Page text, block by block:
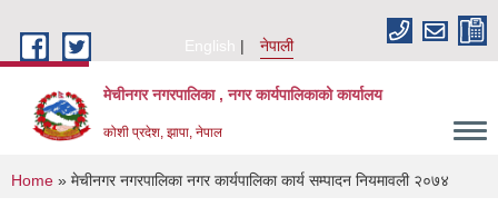
English
नेपाली
मेचीनगर नगरपालिका , नगर कार्यपालिकाको कार्यालय
कोशी प्रदेश, झापा, नेपाल
You are here
Home » मेचीनगर नगरपालिका नगर कार्यपालिका कार्य सम्पादन नियमावली २०७४